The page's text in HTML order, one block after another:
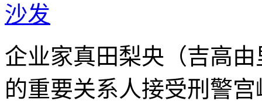
沙发
企业家真田梨央（吉高
的重要关系人接受刑警